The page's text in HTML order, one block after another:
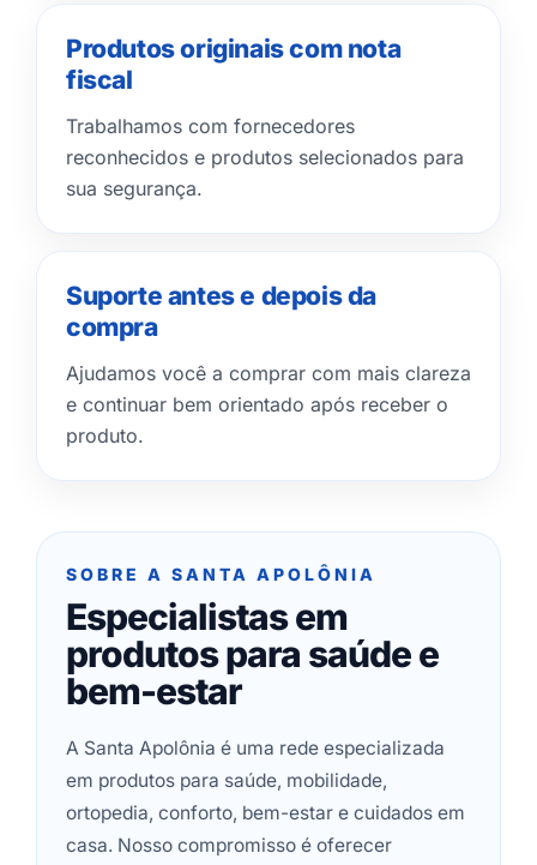
Produtos originais com nota
fiscal
Trabalhamos com fornecedores
reconhecidos e produtos selecionados para
sua segurança.
Suporte antes e depois da
compra
Ajudamos você a comprar com mais clareza
e continuar bem orientado após receber o
produto.
SOBRE A SANTA APOLÔNIA
Especialistas em
produtos para saúde e
bem-estar
A Santa Apolônia é uma rede especializada
em produtos para saúde, mobilidade,
ortopedia, conforto, bem-estar e cuidados em
casa. Nosso compromisso é oferecer